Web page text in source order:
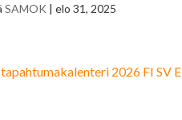
SAMOK |elo 31, 2025
2026 FI SV